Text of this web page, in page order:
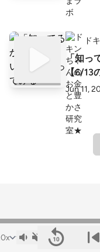
ド
「知っ
【6/13
Jun 11,